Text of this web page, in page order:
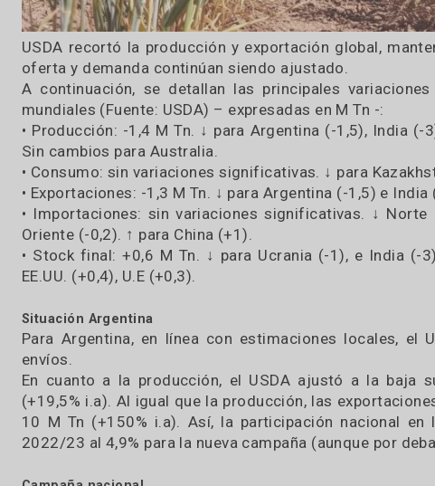
USDA recortó la producción y exportación global,
oferta y demanda continúan siendo ajustado.
A continuación, se detallan las principales
mundiales (Fuente: USDA) – expresadas en M Tn -:
• Producción: -1,4 M Tn. ↓ para Argentina (-1,5),
Sin cambios para Australia.
• Consumo: sin variaciones significativas. ↓ para
• Exportaciones: -1,3 M Tn. ↓ para Argentina (-1,5)
• Importaciones: sin variaciones significativas.
Oriente (-0,2). ↑ para China (+1).
• Stock final: +0,6 M Tn. ↓ para Ucrania (-1), e
EE.UU. (+0,4), U.E (+0,3).
Situación Argentina